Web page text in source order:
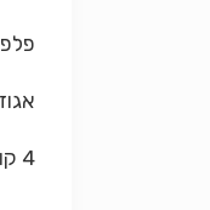
4 קוביות ג'ינג'ר